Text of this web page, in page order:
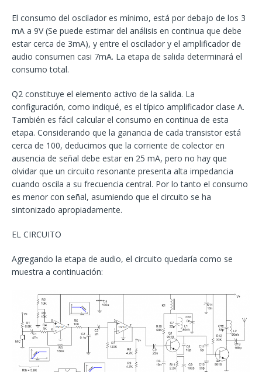
El consumo del oscilador es mínimo, está por debajo de los 3
mA a 9V (Se puede estimar del análisis en continua que debe
estar cerca de 3mA), y entre el oscilador y el amplificador de
audio consumen casi 7mA. La etapa de salida determinará el
consumo total.
Q2 constituye el elemento activo de la salida. La
configuración, como indiqué, es el típico amplificador clase A.
También es fácil calcular el consumo en continua de esta
etapa. Considerando que la ganancia de cada transistor está
cerca de 100, deducimos que la corriente de colector en
ausencia de señal debe estar en 25 mA, pero no hay que
olvidar que un circuito resonante presenta alta impedancia
cuando oscila a su frecuencia central. Por lo tanto el consumo
es menor con señal, asumiendo que el circuito se ha
sintonizado apropiadamente.
EL CIRCUITO
Agregando la etapa de audio, el circuito quedaría como se
muestra a continuación: